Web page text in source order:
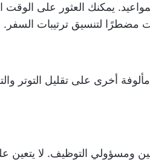
يمكنك العثور على
مضطرًا لتنسيق ترتيبات السفر.
أخرى على تقليل التوتر
ومسؤولي التوظيف. لا يتعين